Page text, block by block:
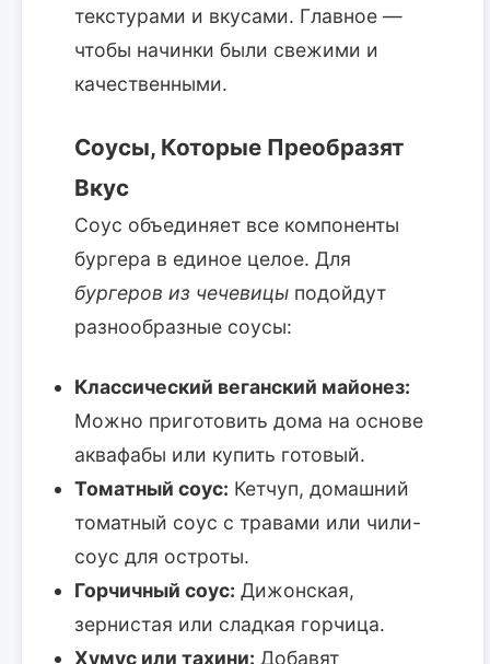
текстурами и вкусами. Главное —
чтобы начинки были свежими и
качественными.
Соусы, Которые Преобразят
Вкус
Соус объединяет все компоненты
бургера в единое целое. Для
бургеров из чечевицы подойдут
разнообразные соусы:
Классический веганский майонез:
Можно приготовить дома на основе
аквафабы или купить готовый.
Томатный соус: Кетчуп, домашний
томатный соус с травами или чили-
соус для остроты.
Горчичный соус: Дижонская,
зернистая или сладкая горчица.
Хумус или тахини: Добавят